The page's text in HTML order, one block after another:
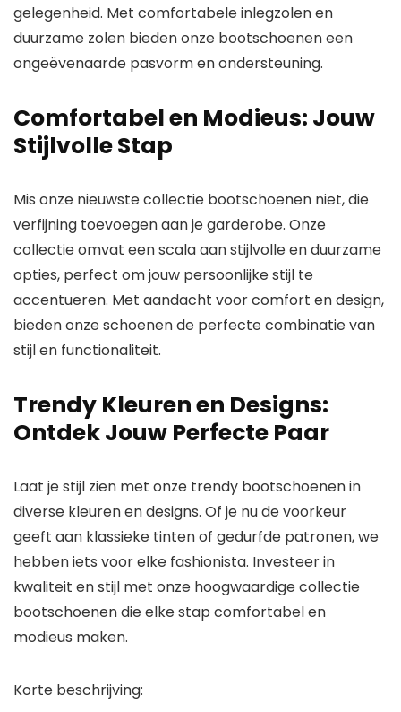
gelegenheid. Met comfortabele inlegzolen en
duurzame zolen bieden onze bootschoenen een
ongeëvenaarde pasvorm en ondersteuning.
Comfortabel en Modieus: Jouw
Stijlvolle Stap
Mis onze nieuwste collectie bootschoenen niet, die
verfijning toevoegen aan je garderobe. Onze
collectie omvat een scala aan stijlvolle en duurzame
opties, perfect om jouw persoonlijke stijl te
accentueren. Met aandacht voor comfort en design,
bieden onze schoenen de perfecte combinatie van
stijl en functionaliteit.
Trendy Kleuren en Designs:
Ontdek Jouw Perfecte Paar
Laat je stijl zien met onze trendy bootschoenen in
diverse kleuren en designs. Of je nu de voorkeur
geeft aan klassieke tinten of gedurfde patronen, we
hebben iets voor elke fashionista. Investeer in
kwaliteit en stijl met onze hoogwaardige collectie
bootschoenen die elke stap comfortabel en
modieus maken.
Korte beschrijving: